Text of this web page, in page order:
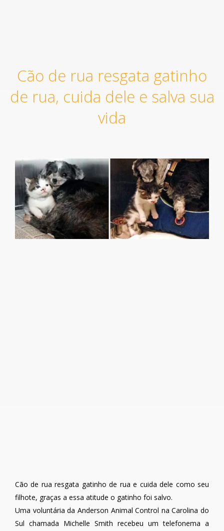
Cão de rua resgata gatinho
de rua, cuida dele e salva sua
vida
Cão de rua resgata gatinho de rua e cuida dele como seu
filhote, graças a essa atitude o gatinho foi salvo.
Uma voluntária da Anderson Animal Control na Carolina do
Sul chamada Michelle Smith recebeu um telefonema a